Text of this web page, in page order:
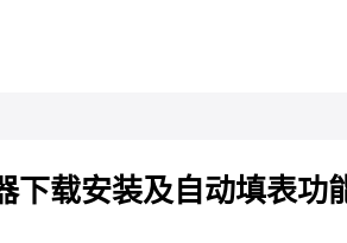
下载安装及自动填表功